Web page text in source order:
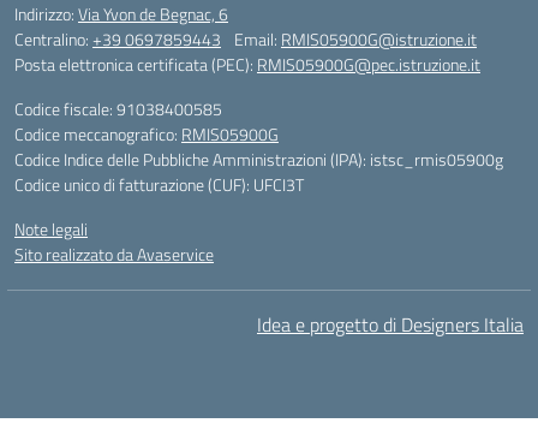
Indirizzo:Via Yvon de Begnac, 6
Centralino:+39 0697859443 Email: RMIS05900G@istruzione.it
Posta elettronica certificata (PEC): RMIS05900G@pec.istruzione.it
Codice fiscale: 91038400585
Codice meccanografico: RMIS05900G
Codice Indice delle Pubbliche Amministrazioni (IPA): istsc_rmis05900g
Codice unico di fatturazione (CUF): UFCI3T
Note legali
Sito realizzato da Avaservice
Idea e progetto di Designers Italia